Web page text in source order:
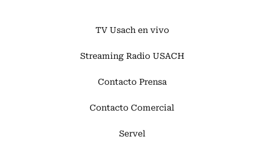
TV Usach en vivo
Streaming Radio USACH
Contacto Prensa
Contacto Comercial
Servel